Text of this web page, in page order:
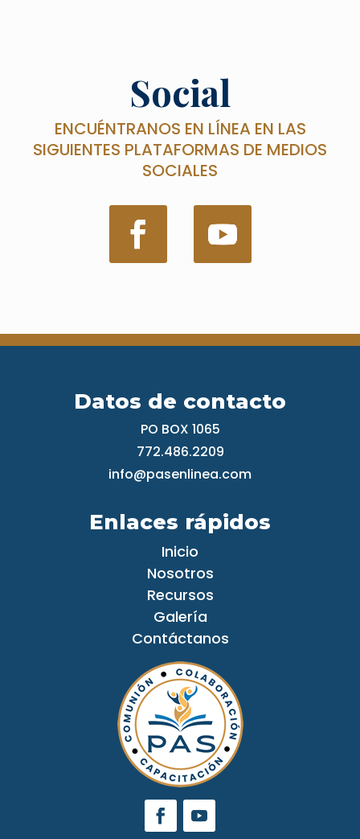
Social
ENCUÉNTRANOS EN LÍNEA EN LAS
SIGUIENTES PLATAFORMAS DE MEDIOS
SOCIALES
Datos de contacto
PO BOX 1065
772.486.2209
info@pasenlinea.com
Enlaces rápidos
Inicio
Nosotros
Recursos
Galería
Contáctanos